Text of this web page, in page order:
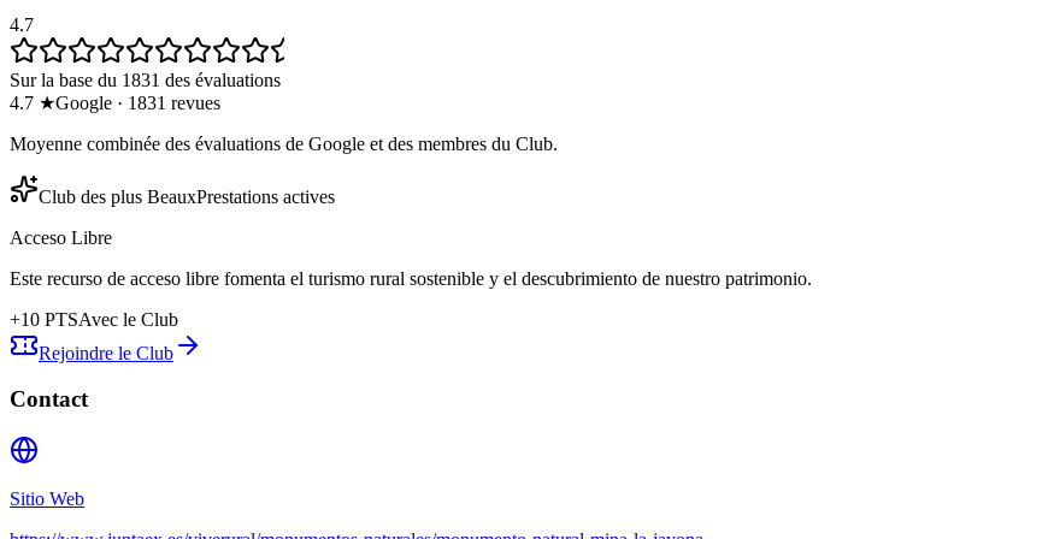
4.7
Sur la base du 1831 des évaluations
4.7 ★Google · 1831 revues
Moyenne combinée des évaluations de Google et des membres du Club.
Club des plus BeauxPrestations actives
Acceso Libre
Este recurso de acceso libre fomenta el turismo rural sostenible y el descubrimiento de nuestro patrimonio.
+10 PTSAvec le Club
Rejoindre le Club
Contact
Sitio Web